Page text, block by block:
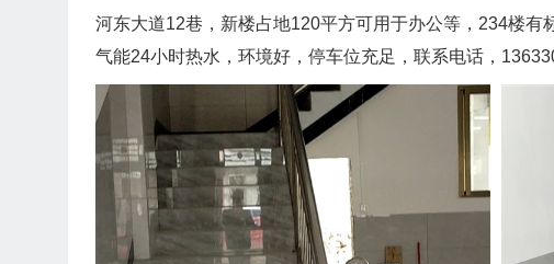
河东大道12巷，新楼占地120平方可用于办公等，234楼
气能24小时热水，环境好，停车位充足，联系电话，